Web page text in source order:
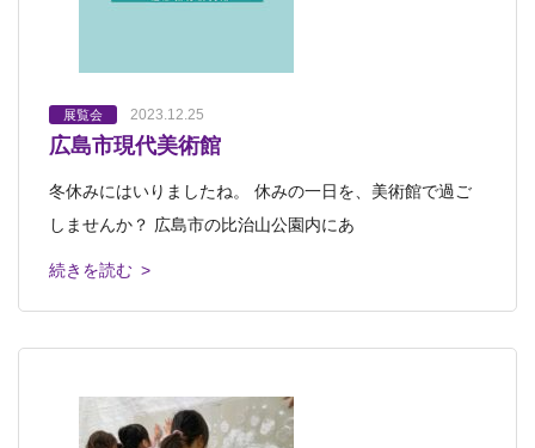
展覧会 2023.12.25
広島市現代美術館
冬休みにはいりましたね。 休みの一日を、美術館で過ご
しませんか？ 広島市の比治山公園内にあ
続きを読む >